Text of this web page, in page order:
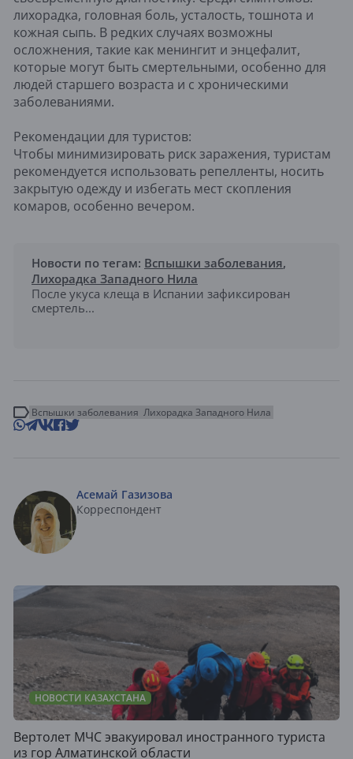
лихорадка, головная боль, усталость, тошнота и
кожная сыпь. В редких случаях возможны
осложнения, такие как менингит и энцефалит,
которые могут быть смертельными, особенно для
людей старшего возраста и с хроническими
заболеваниями.
Рекомендации для туристов:
Чтобы минимизировать риск заражения, туристам
рекомендуется использовать репелленты, носить
закрытую одежду и избегать мест скопления
комаров, особенно вечером.
Новости по тегам: Вспышки заболевания,
Лихорадка Западного Нила
После укуса клеща в Испании зафиксирован
смертель...
Вспышки заболевания Лихорадка Западного Нила
Асемай Газизова
Корреспондент
НОВОСТИ КАЗАХСТАНА
Вертолет МЧС эвакуировал иностранного туриста
из гор Алматинской области